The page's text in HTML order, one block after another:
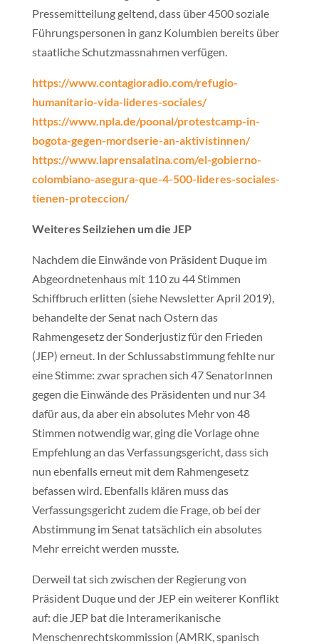
Pressemitteilung geltend, dass über 4500 soziale
Führungspersonen in ganz Kolumbien bereits über
staatliche Schutzmassnahmen verfügen.
https://www.contagioradio.com/refugio-
humanitario-vida-lideres-sociales/
https://www.npla.de/poonal/protestcamp-in-
bogota-gegen-mordserie-an-aktivistinnen/
https://www.laprensalatina.com/el-gobierno-
colombiano-asegura-que-4-500-lideres-sociales-
tienen-proteccion/
Weiteres Seilziehen um die JEP
Nachdem die Einwände von Präsident Duque im
Abgeordnetenhaus mit 110 zu 44 Stimmen
Schiffbruch erlitten (siehe Newsletter April 2019),
behandelte der Senat nach Ostern das
Rahmengesetz der Sonderjustiz für den Frieden
(JEP) erneut. In der Schlussabstimmung fehlte nur
eine Stimme: zwar sprachen sich 47 SenatorInnen
gegen die Einwände des Präsidenten und nur 34
dafür aus, da aber ein absolutes Mehr von 48
Stimmen notwendig war, ging die Vorlage ohne
Empfehlung an das Verfassungsgericht, dass sich
nun ebenfalls erneut mit dem Rahmengesetz
befassen wird. Ebenfalls klären muss das
Verfassungsgericht zudem die Frage, ob bei der
Abstimmung im Senat tatsächlich ein absolutes
Mehr erreicht werden musste.
Derweil tat sich zwischen der Regierung von
Präsident Duque und der JEP ein weiterer Konflikt
auf: die JEP bat die Interamerikanische
Menschenrechtskommission (AMRK, spanisch